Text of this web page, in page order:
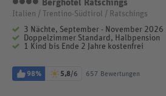
4 Sterne
Berghotel Ratschings
Italien / Trentino-Südtirol / Ratschings
3 Nächte, September - November 2026
Doppelzimmer Standard, Halbpension
1 Kind bis Ende 2 Jahre kostenfrei
98% 5,8/6 657 Bewertungen